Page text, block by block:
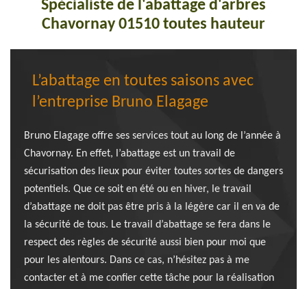
Spécialiste de l'abattage d'arbres
Chavornay 01510 toutes hauteur
L’abattage en toutes saisons avec
l’entreprise Bruno Elagage
Bruno Elagage offre ses services tout au long de l’année à
Chavornay. En effet, l’abattage est un travail de
sécurisation des lieux pour éviter toutes sortes de dangers
potentiels. Que ce soit en été ou en hiver, le travail
d’abattage ne doit pas être pris à la légère car il en va de
la sécurité de tous. Le travail d’abattage se fera dans le
respect des règles de sécurité aussi bien pour moi que
pour les alentours. Dans ce cas, n’hésitez pas à me
contacter et à me confier cette tâche pour la réalisation